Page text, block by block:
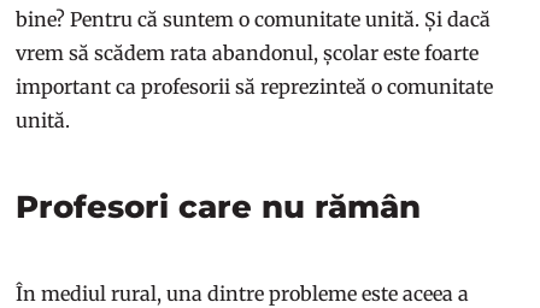
bine? Pentru că suntem o comunitate unită. Și dacă
vrem să scădem rata abandonul, școlar este foarte
important ca profesorii să reprezinteă o comunitate
unită.
Profesori care nu rămân
În mediul rural, una dintre probleme este aceea a